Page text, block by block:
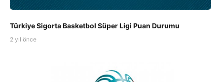
Türkiye Sigorta Basketbol Süper Ligi Puan Durumu
2 yıl önce